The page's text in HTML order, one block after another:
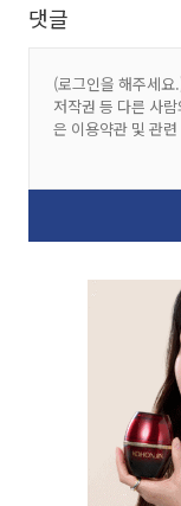
댓글